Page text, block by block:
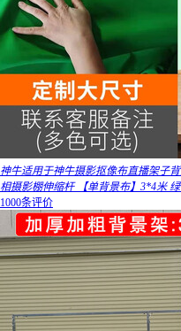
神牛适用于神牛摄影抠像布直播架子
相摄影棚伸缩杆 【单背景布】3*4米
1000条评价